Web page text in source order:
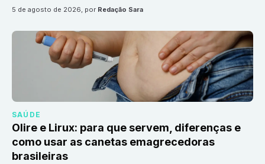
5 de agosto de 2026, por Redação Sara
SAÚDE
Olire e Lirux: para que servem, diferenças e
como usar as canetas emagrecedoras
brasileiras